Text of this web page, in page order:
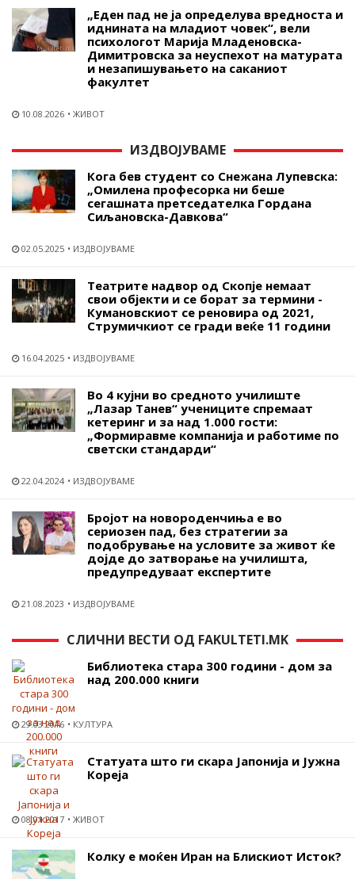
„Еден пад не ја определува вредноста и
иднината на младиот човек“, вели
психологот Марија Младеновска-
Димитровска за неуспехот на матурата
и незапишувањето на саканиот
факултет
10.08.2026 ЖИВОТ
ИЗДВОЈУВАМЕ
Кога бев студент со Снежана Лупевска:
„Омилена професорка ни беше
сегашната претседателка Гордана
Сиљановска-Давкова“
02.05.2025 ИЗДВОЈУВАМЕ
Театрите надвор од Скопје немаат
свои објекти и се борат за термини -
Кумановскиот се реновира од 2021,
Струмичкиот се гради веќе 11 години
16.04.2025 ИЗДВОЈУВАМЕ
Во 4 кујни во средното училиште
„Лазар Танев“ учениците спремаат
кетеринг и за над 1.000 гости:
„Формиравме компанија и работиме по
светски стандарди“
22.04.2024 ИЗДВОЈУВАМЕ
Бројот на новороденчиња е во
сериозен пад, без стратегии за
подобрување на условите за живот ќе
дојде до затворање на училишта,
предупредуваат експертите
21.08.2023 ИЗДВОЈУВАМЕ
СЛИЧНИ ВЕСТИ ОД FAKULTETI.MK
Библиотека стара 300 години - дом за
над 200.000 книги
29.03.2016 КУЛТУРА
Статуата што ги скара Јапонија и Јужна
Кореја
08.01.2017 ЖИВОТ
Колку е моќен Иран на Блискиот Исток?